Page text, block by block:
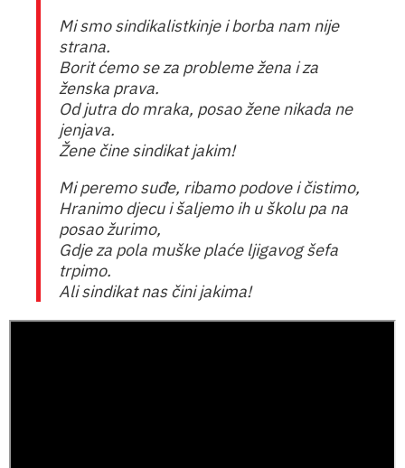
Mi smo sindikalistkinje i borba nam nije
strana.
Borit ćemo se za probleme žena i za
ženska prava.
Od jutra do mraka, posao žene nikada ne
jenjava.
Žene čine sindikat jakim!
Mi peremo suđe, ribamo podove i čistimo,
Hranimo djecu i šaljemo ih u školu pa na
posao žurimo,
Gdje za pola muške plaće ljigavog šefa
trpimo.
Ali sindikat nas čini jakima!